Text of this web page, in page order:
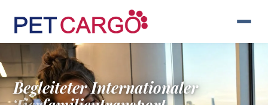
BegleiteterInternationaler